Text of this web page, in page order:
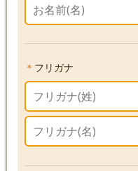
＊ フリガナ